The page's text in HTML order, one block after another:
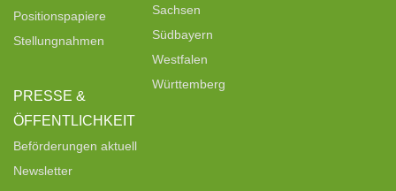
Positionspapiere
Stellungnahmen
PRESSE &
ÖFFENTLICHKEIT
Beförderungen aktuell
Newsletter
Sachsen
Südbayern
Westfalen
Württemberg